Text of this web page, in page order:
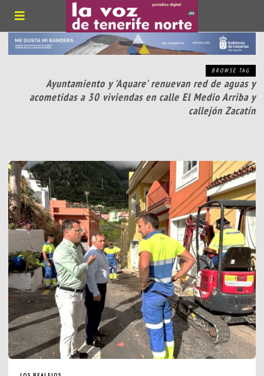
BROWSE TAG
Ayuntamiento y 'Aquare' renuevan red de aguas y
acometidas a 30 viviendas en calle El Medio Arriba y
callejón Zacatín